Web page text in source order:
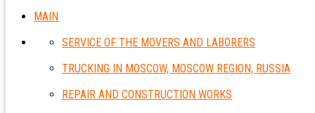
MAIN
SERVICE OF THE MOVERS AND LABORERS
TRUCKING IN MOSCOW, MOSCOW REGION, RUSSIA
REPAIR AND CONSTRUCTION WORKS